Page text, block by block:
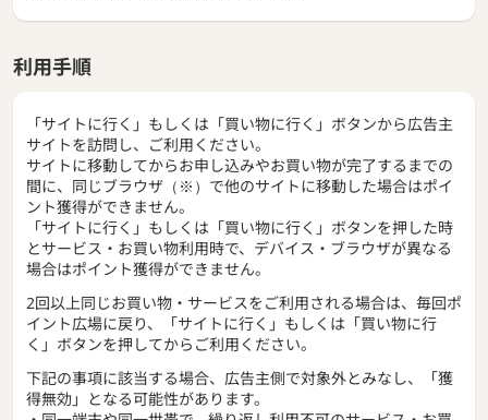
利用手順
「サイトに行く」もしくは「買い物に行く」ボタンから広告主
サイトを訪問し、ご利用ください。
サイトに移動してからお申し込みやお買い物が完了するまでの
間に、同じブラウザ（※）で他のサイトに移動した場合はポイ
ント獲得ができません。
「サイトに行く」もしくは「買い物に行く」ボタンを押した時
とサービス・お買い物利用時で、デバイス・ブラウザが異なる
場合はポイント獲得ができません。
2回以上同じお買い物・サービスをご利用される場合は、毎回ポ
イント広場に戻り、「サイトに行く」もしくは「買い物に行
く」ボタンを押してからご利用ください。
下記の事項に該当する場合、広告主側で対象外とみなし、「獲
得無効」となる可能性があります。